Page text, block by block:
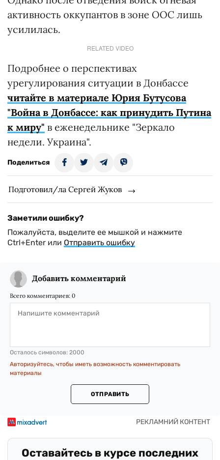
активность оккупантов в зоне ООС лишь
усилилась.
RELATED VIDEO
Подробнее о перспективах
урегулирования ситуации в Донбассе
читайте в материале Юрия Бутусова
"Война в Донбассе: как принудить Путина
к миру" в еженедельнике "Зеркало
недели. Украина".
Поделиться
Подготовил/ла Сергей Жуков
Заметили ошибку?
Пожалуйста, выделите ее мышкой и нажмите
Ctrl+Enter или Отправить ошибку
Добавить комментарий
Всего комментариев: 0
Осталось символов: 2000
Авторизуйтесь, чтобы иметь возможность комментировать
материалы
ОТПРАВИТЬ
Оставайтесь в курсе последних